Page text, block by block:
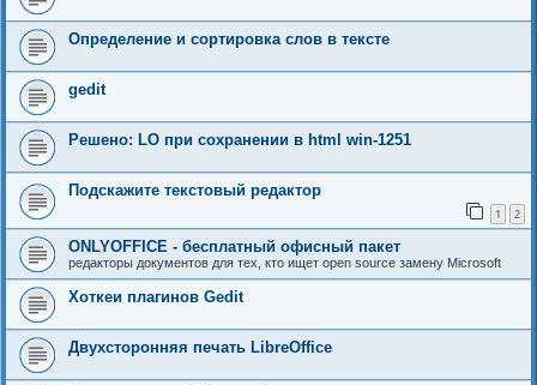
Определение и сортировка слов в тексте
gedit
Решено: LO при сохранении в html win-1251
Подскажите текстовый редактор
1 2
ONLYOFFICE - бесплатный офисный пакет
редакторы документов для тех, кто ищет open source замену Microsoft
Хоткеи плагинов Gedit
Двухсторонняя печать LibreOffice